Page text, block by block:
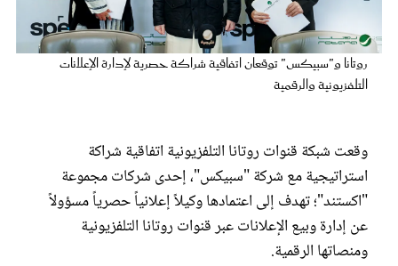
روتانا و"سبيكس" توقعان اتفاقية شراكة حصرية لإدارة الإعلانات
التلفزيونية والرقمية
وقعت شبكة قنوات روتانا التلفزيونية اتفاقية شراكة
استراتيجية مع شركة "سبيكس"، إحدى شركات مجموعة
"اكستند"؛ تهدف إلى اعتمادها وكيلاً إعلانياً حصرياً مسؤولاً
عن إدارة وبيع الإعلانات عبر قنوات روتانا التلفزيونية
ومنصاتها الرقمية.
تقارير
عروس سيدتي